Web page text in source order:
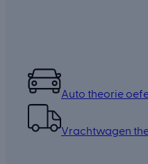
Auto theorie
Vrachtwagen